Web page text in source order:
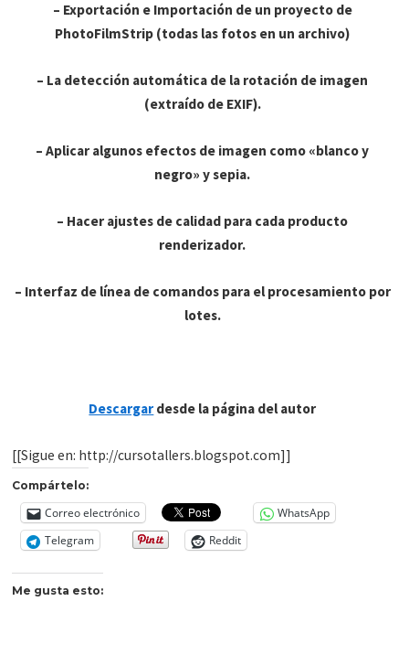
– Exportación e Importación de un proyecto de
PhotoFilmStrip (todas las fotos en un archivo)
– La detección automática de la rotación de imagen
(extraído de EXIF).
– Aplicar algunos efectos de imagen como «blanco y
negro» y sepia.
– Hacer ajustes de calidad para cada producto
renderizador.
– Interfaz de línea de comandos para el procesamiento por
lotes.
Descargar desde la página del autor
[[Sigue en: http://cursotallers.blogspot.com]]
Compártelo:
Correo electrónico
WhatsApp
Telegram
Reddit
Me gusta esto: